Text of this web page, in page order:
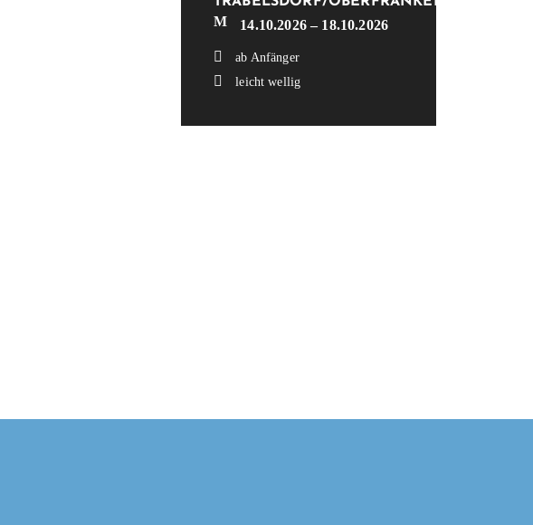
14.10.2026 – 18.10.2026
ab Anfänger
leicht wellig